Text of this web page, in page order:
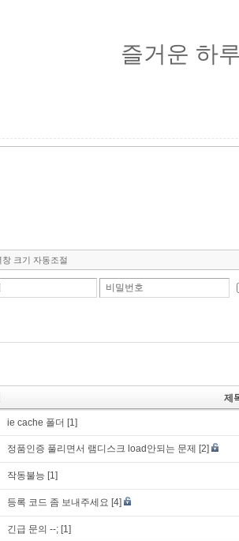
즐거운 하
창 크기 자동조절
비밀번호
제
ie cache 폴더 [1]
정품인증 풀리면서 램디스크 load안되는 문제 [2]
작동불능 [1]
등록 코드 좀 보내주세요 [4]
긴급 문의 --; [1]